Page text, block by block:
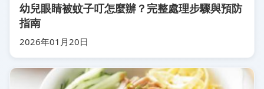
幼兒眼睛被蚊子叮怎麼辦？完整處理步驟與預防
指南
2026年01月20日